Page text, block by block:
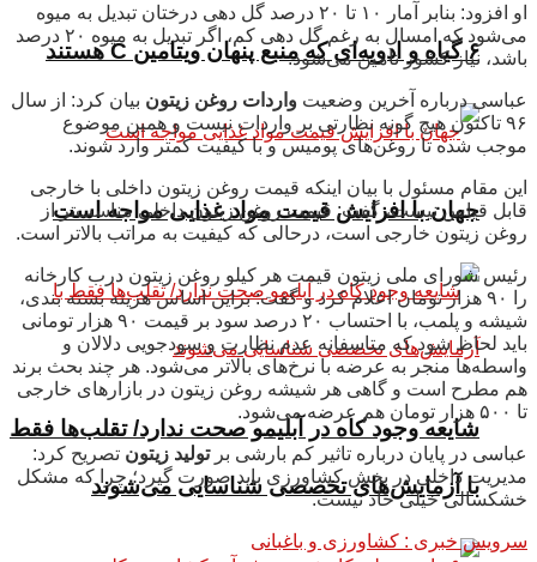
۶ گیاه و ادویه‌ای که منبع پنهان ویتامین C هستند
جهان با افزایش قیمت مواد غذایی مواجه است
شایعه وجود کاه در آبلیمو صحت ندارد/ تقلب‌ها فقط
با آزمایش‌های تخصصی شناسایی می‌شوند
او افزود: بنابر آمار ۱۰ تا ۲۰ درصد گل دهی درختان تبدیل به میوه
می‌شود که امسال به رغم گل دهی کم، اگر تبدیل به میوه ۲۰ درصد
باشد، نیاز کشور تامین می‌شود.
عباسی درباره آخرین وضعیت واردات روغن زیتون بیان کرد: از سال
۹۶ تاکنون هیچ گونه نظارتی بر واردات نیست و همین موضوع
موجب شده تا روغن‌های پومیس و با کیفیت کمتر وارد شوند.
این مقام مسئول با بیان اینکه قیمت روغن زیتون داخلی با خارجی
قابل قیاس نیست، گفت: قیمت روغن زیتون داخلی مناسب‌تر از
روغن زیتون خارجی است، درحالی که کیفیت به مراتب بالاتر است.
رئیس شورای ملی زیتون قیمت هر کیلو روغن زیتون درب کارخانه
را ۹۰ هزار تومان اعلام کرد و گفت: براین اساس هزینه بسته بندی،
شیشه و پلمب، با احتساب ۲۰ درصد سود بر قیمت ۹۰ هزار تومانی
باید لحاظ شود که متاسفانه عدم نظارت و سودجویی دلالان و
واسطه‌ها منجر به عرضه با نرخ‌های بالاتر می‌شود. هر چند بحث برند
هم مطرح است و گاهی هر شیشه روغن زیتون در بازارهای خارجی
تا ۵۰۰ هزار تومان هم عرضه می‌شود.
عباسی در پایان درباره تاثیر کم بارشی بر تولید زیتون تصریح کرد:
مدیریت داخلی در بخش کشاورزی باید صورت گیرد؛ چرا که مشکل
خشکسالی خیلی حاد نیست.
سرویس خبری : کشاورزی و باغبانی